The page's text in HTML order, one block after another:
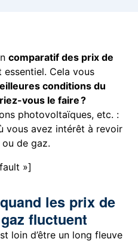
comparatif des prix de
essentiel. Cela vous
conditions du
vous le faire ?
photovoltaïques, etc. :
vous avez intérêt à revoir
de gaz.
»]
les prix de
fluctuent
loin d’être un long fleuve